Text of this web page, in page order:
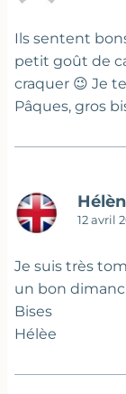
Ils sentent
petit goût de
craquer 😉 Je
Pâques, gros
12 avril
Je suis très
un bon
Bises
Hélèe